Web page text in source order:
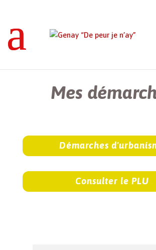
Mes
Démarches
Consulter le PLU